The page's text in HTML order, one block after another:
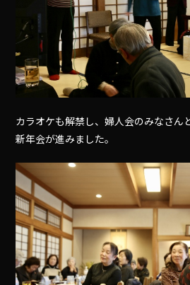
カラオケも解禁し、婦人会のみなさん
新年会が進みました。